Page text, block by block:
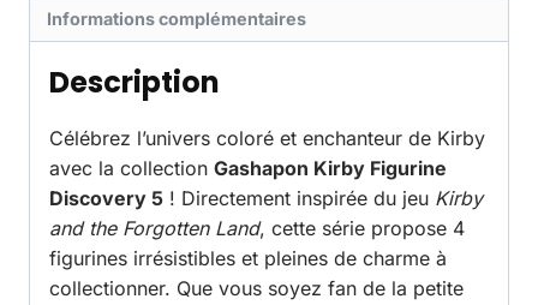
Informations complémentaires
Description
Célébrez l’univers coloré et enchanteur de Kirby
avec la collection Gashapon Kirby Figurine
Discovery 5 ! Directement inspirée du jeu Kirby
and the Forgotten Land, cette série propose 4
figurines irrésistibles et pleines de charme à
collectionner. Que vous soyez fan de la petite